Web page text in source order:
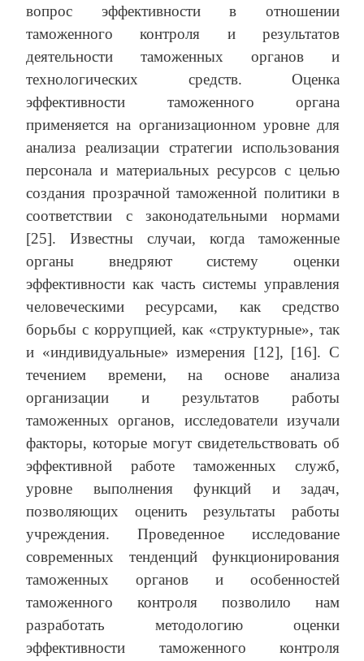
вопрос эффективности в отношении
таможенного контроля и результатов
деятельности таможенных органов и
технологических средств. Оценка
эффективности таможенного органа
применяется на организационном уровне для
анализа реализации стратегии использования
персонала и материальных ресурсов с целью
создания прозрачной таможенной политики в
соответствии с законодательными нормами
[25]. Известны случаи, когда таможенные
органы внедряют систему оценки
эффективности как часть системы управления
человеческими ресурсами, как средство
борьбы с коррупцией, как «структурные», так
и «индивидуальные» измерения [12], [16]. С
течением времени, на основе анализа
организации и результатов работы
таможенных органов, исследователи изучали
факторы, которые могут свидетельствовать об
эффективной работе таможенных служб,
уровне выполнения функций и задач,
позволяющих оценить результаты работы
учреждения. Проведенное исследование
современных тенденций функционирования
таможенных органов и особенностей
таможенного контроля позволило нам
разработать методологию оценки
эффективности таможенного контроля